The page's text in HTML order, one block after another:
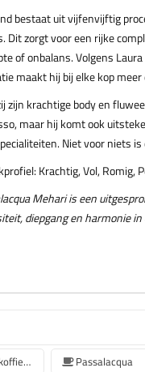
bestaat uit vijfenvijftig
Dit zorgt voor een rijke
of onbalans. Volgens
maakt hij bij elke kop meer
zijn krachtige body en
maar hij komt ook
Niet voor niets
Krachtig, Vol, Romig,
Mehari is een
diepgang en harmonie in
Koffiebonen voor Jura koffiemachine Passalacqua